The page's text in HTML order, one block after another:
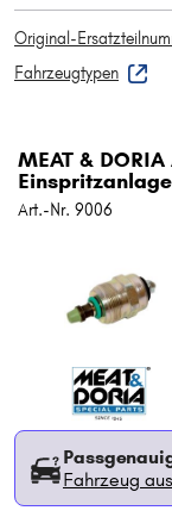
Original-
Fahrzeugtypen
MEAT &
Einspritzanlage
Art.-Nr. 9006
Fahrzeug